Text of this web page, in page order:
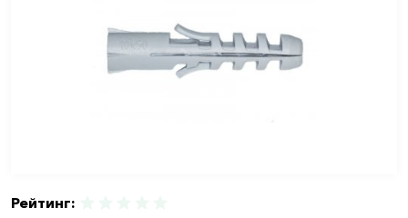
Рейтинг: